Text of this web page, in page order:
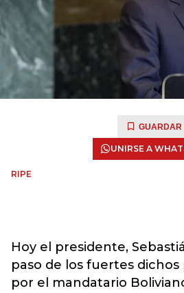
GUARDAR
UNIRSE A
RIPE
Hoy el presidente,
paso de los fuertes
por el mandatario